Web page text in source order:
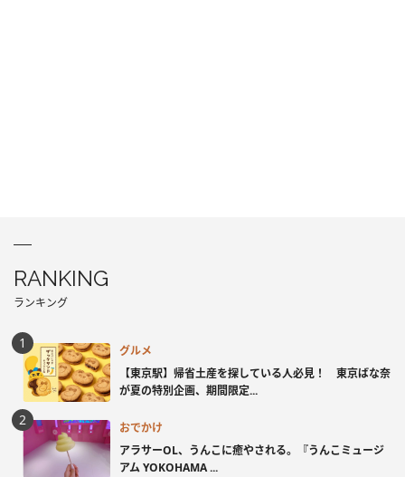
RANKING
ランキング
グルメ
【東京駅】帰省土産を探している人必見！ 東京ばな奈
が夏の特別企画、期間限定...
おでかけ
アラサーOL、うんこに癒やされる。『うんこミュージ
アム YOKOHAMA ...